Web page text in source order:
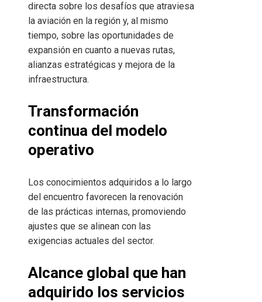
directa sobre los desafíos que atraviesa
la aviación en la región y, al mismo
tiempo, sobre las oportunidades de
expansión en cuanto a nuevas rutas,
alianzas estratégicas y mejora de la
infraestructura.
Transformación
continua del modelo
operativo
Los conocimientos adquiridos a lo largo
del encuentro favorecen la renovación
de las prácticas internas, promoviendo
ajustes que se alinean con las
exigencias actuales del sector.
Alcance global que han
adquirido los servicios